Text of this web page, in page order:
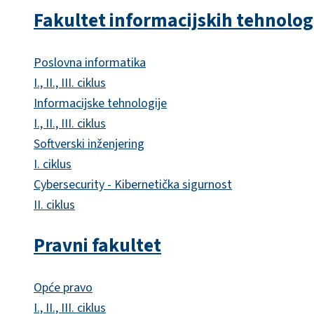
Fakultet informacijskih
Poslovna informatika
I., II., III. ciklus
Informacijske tehnologije
I., II., III. ciklus
Softverski inženjering
I. ciklus
Cybersecurity - Kibernetička sigurnost
II. ciklus
Pravni fakultet
Opće pravo
I., II., III. ciklus